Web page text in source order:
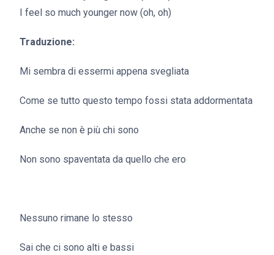
I feel so much younger now (oh, oh)
Traduzione:
Mi sembra di essermi appena svegliata
Come se tutto questo tempo fossi stata addormentata
Anche se non è più chi sono
Non sono spaventata da quello che ero
Nessuno rimane lo stesso
Sai che ci sono alti e bassi